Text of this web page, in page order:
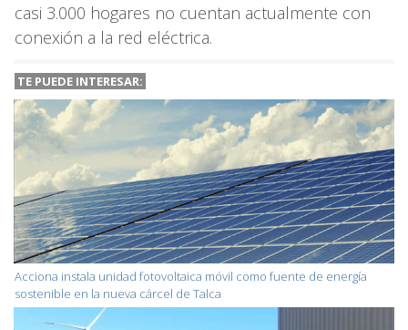
casi 3.000 hogares no cuentan actualmente con
conexión a la red eléctrica.
TE PUEDE INTERESAR:
Acciona instala unidad fotovoltaica móvil como fuente de energía
sostenible en la nueva cárcel de Talca